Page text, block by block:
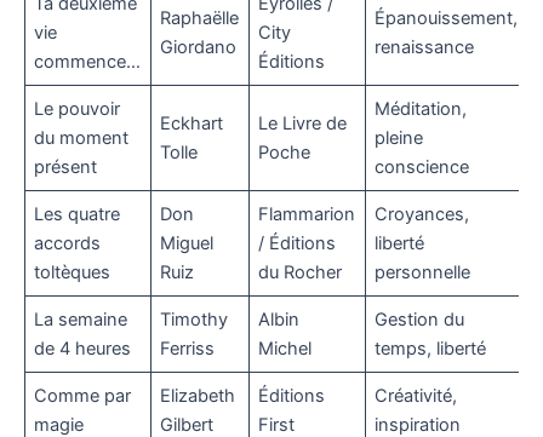
vie
commence…
Raphaëlle
Giordano
City
Éditions
Épanouissement,
renaissance
Le pouvoir
du moment
présent
Eckhart
Tolle
Le Livre de
Poche
Méditation,
pleine
conscience
Les quatre
accords
toltèques
Don
Miguel
Ruiz
Flammarion
/ Éditions
du Rocher
Croyances,
liberté
personnelle
La semaine
de 4 heures
Timothy
Ferriss
Albin
Michel
Gestion du
temps, liberté
Comme par
magie
Elizabeth
Gilbert
Éditions
First
Créativité,
inspiration